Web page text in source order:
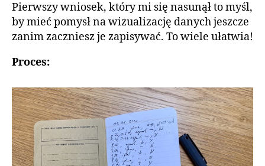
Pierwszy wniosek, który mi się nasunął to myśl,
by mieć pomysł na wizualizację danych jeszcze
zanim zaczniesz je zapisywać. To wiele ułatwia!
Proces: